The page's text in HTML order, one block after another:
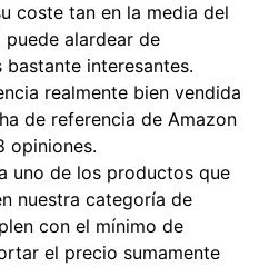
coste tan en la media del
alardear de
interesantes.
realmente bien vendida
de referencia de Amazon
opiniones.
uno de los productos que
nuestra categoría de
con el mínimo de
el precio sumamente